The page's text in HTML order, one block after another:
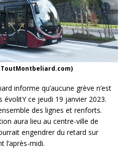
informe qu’aucune grève n’est
évolitY ce jeudi 19 janvier 2023.
des lignes et renforts.
aura lieu au centre-ville de
engendrer du retard sur
l’après-midi.